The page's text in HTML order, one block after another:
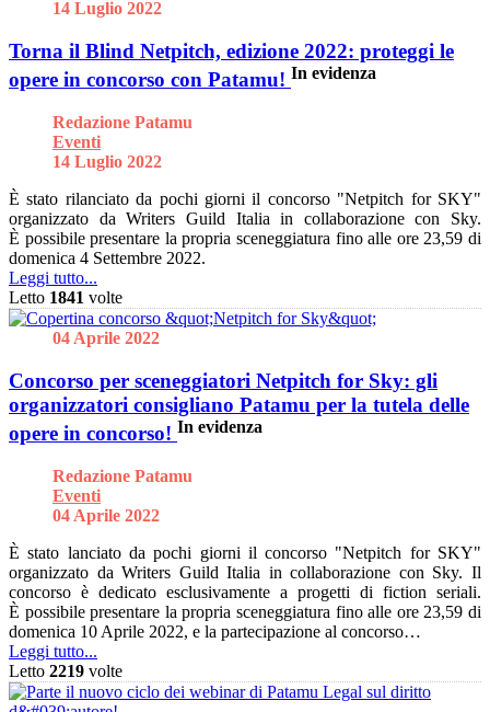
14 Luglio 2022
Torna il Blind Netpitch, edizione 2022: proteggi le
opere in concorso con Patamu! In evidenza
Redazione Patamu
Eventi
14 Luglio 2022
È stato rilanciato da pochi giorni il concorso "Netpitch for SKY"
organizzato da Writers Guild Italia in collaborazione con Sky.
È possibile presentare la propria sceneggiatura fino alle ore 23,59 di
domenica 4 Settembre 2022.
Leggi tutto...
Letto 1841 volte
04 Aprile 2022
Concorso per sceneggiatori Netpitch for Sky: gli
organizzatori consigliano Patamu per la tutela delle
opere in concorso! In evidenza
Redazione Patamu
Eventi
04 Aprile 2022
È stato lanciato da pochi giorni il concorso "Netpitch for SKY"
organizzato da Writers Guild Italia in collaborazione con Sky. Il
concorso è dedicato esclusivamente a progetti di fiction seriali.
È possibile presentare la propria sceneggiatura fino alle ore 23,59 di
domenica 10 Aprile 2022, e la partecipazione al concorso…
Leggi tutto...
Letto 2219 volte